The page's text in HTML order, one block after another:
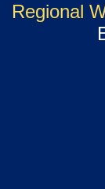
Regional